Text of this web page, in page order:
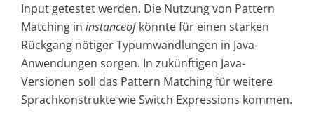
Input getestet werden. Die Nutzung von Pattern
Matching in instanceofkönnte für einen starken
Rückgang nötiger Typumwandlungen in Java-
Anwendungen sorgen. In zukünftigen Java-
Versionen soll das Pattern Matching für weitere
Sprachkonstrukte wie Switch Expressions kommen.